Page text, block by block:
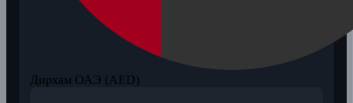
Дирхам ОАЭ (AED)